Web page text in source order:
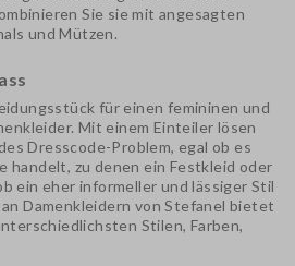
Sie sie mitangesagten
undMützen.
für einen femininen und
. Mit einem Einteiler lösen
Dresscode-Problem, egal ob es
handelt, zu denen ein Festkleid oder
ein eherinformeller und lässiger Stil
anDamenkleidern von Stefanel bietet
Stilen, Farben,